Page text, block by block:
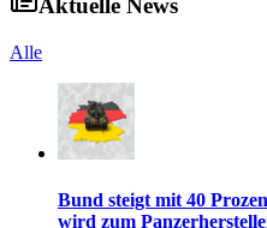
Aktuelle News
Alle
Bund steigt mit 40
wird zum